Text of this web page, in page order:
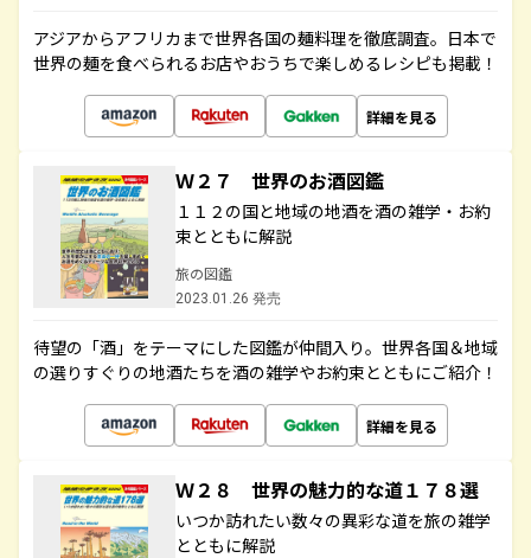
アジアからアフリカまで世界各国の麺料理を徹底調査。日本で
世界の麺を食べられるお店やおうちで楽しめるレシピも掲載！
詳細を見る
Ｗ２７ 世界のお酒図鑑
１１２の国と地域の地酒を酒の雑学・お約
束とともに解説
旅の図鑑
2023.01.26 発売
待望の「酒」をテーマにした図鑑が仲間入り。世界各国＆地域
の選りすぐりの地酒たちを酒の雑学やお約束とともにご紹介！
詳細を見る
Ｗ２８ 世界の魅力的な道１７８選
いつか訪れたい数々の異彩な道を旅の雑学
とともに解説